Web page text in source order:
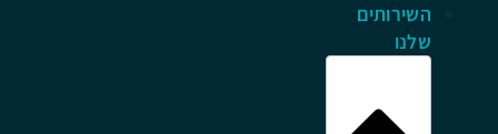
השירותים
שלנו